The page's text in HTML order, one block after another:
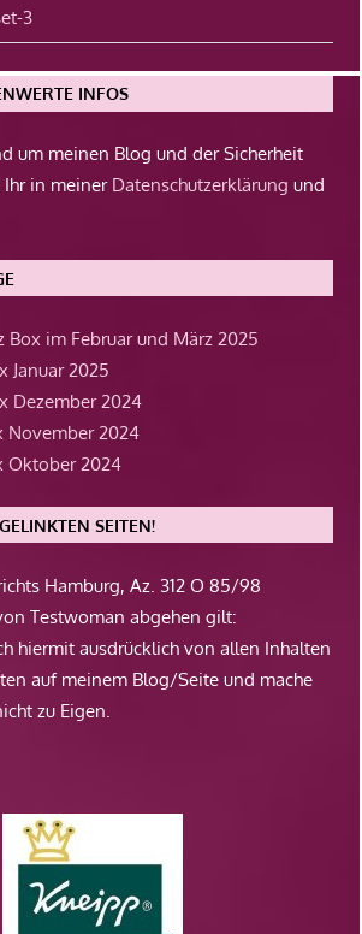
3
INFOS
um meinen Blog und der Sicherheit
Ihr in meiner Datenschutzerklärung und
Box im Februar und März 2025
Januar 2025
Dezember 2024
November 2024
Oktober 2024
SEITEN!
Hamburg, Az. 312 O 85/98
Testwoman abgehen gilt:
hiermit ausdrücklich von allen Inhalten
auf meinem Blog/Seite und mache
zu Eigen.